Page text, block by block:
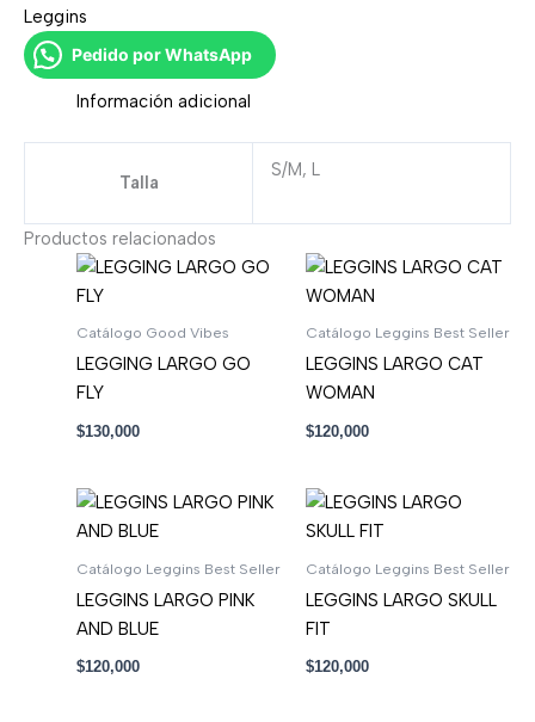
Leggins
Pedido por WhatsApp
Información adicional
Talla
S/M, L
Productos relacionados
Catálogo Good Vibes
LEGGING LARGO GO
FLY
$130,000
Catálogo Leggins Best Seller
LEGGINS LARGO CAT
WOMAN
$120,000
Catálogo Leggins Best Seller
LEGGINS LARGO PINK
AND BLUE
$120,000
Catálogo Leggins Best Seller
LEGGINS LARGO SKULL
FIT
$120,000